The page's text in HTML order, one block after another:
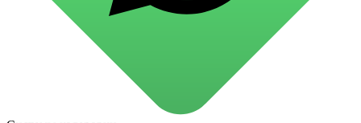
для стекол и зеркал
для ароматизации и нейтрализации запахов
для стирки и ухода за тканями
для ковров и текстильных изделий
специализированные чистящие средства
универсальные чистящие средства
дезинфицирующие средства